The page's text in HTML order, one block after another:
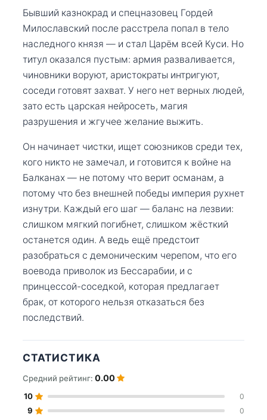
Бывший казнокрад и спецназовец Гордей
Милославский после расстрела попал в тело
наследного князя — и стал Царём всей Куси. Но
титул оказался пустым: армия разваливается,
чиновники воруют, аристократы интригуют,
соседи готовят захват. У него нет верных людей,
зато есть царская нейросеть, магия
разрушения и жгучее желание выжить.
Он начинает чистки, ищет союзников среди тех,
кого никто не замечал, и готовится к войне на
Балканах — не потому что верит османам, а
потому что без внешней победы империя рухнет
изнутри. Каждый его шаг — баланс на лезвии:
слишком мягкий погибнет, слишком жёсткий
останется один. А ведь ещё предстоит
разобраться с демоническим черепом, что его
воевода приволок из Бессарабии, и с
принцессой-соседкой, которая предлагает
брак, от которого нельзя отказаться без
последствий.
СТАТИСТИКА
Средний рейтинг: 0.00
10 0
9 0